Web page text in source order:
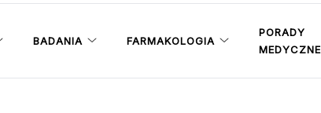
BADANIA FARMAKOLOGIA
PORADY
MEDYCZNE